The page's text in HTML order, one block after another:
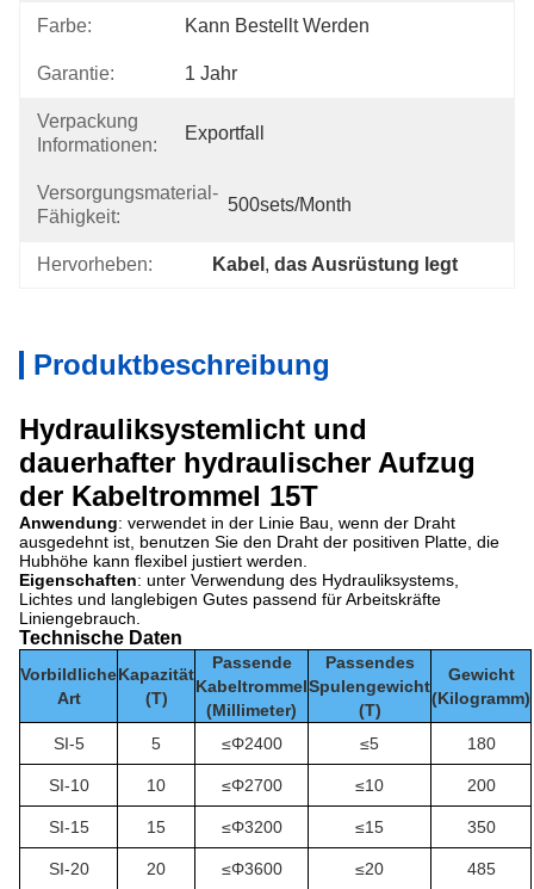
Farbe: Kann Bestellt Werden
Garantie: 1 Jahr
Verpackung
Informationen:
Exportfall
Versorgungsmaterial-
Fähigkeit:
500sets/month
Hervorheben: Kabel , das Ausrüstung legt
Produktbeschreibung
Hydrauliksystemlicht und
dauerhafter hydraulischer Aufzug
der Kabeltrommel 15T
Anwendung: verwendet in der Linie Bau, wenn der Draht
ausgedehnt ist, benutzen Sie den Draht der positiven Platte, die
Hubhöhe kann flexibel justiert werden.
Eigenschaften: unter Verwendung des Hydrauliksystems,
Lichtes und langlebigen Gutes passend für Arbeitskräfte
Liniengebrauch.
Technische Daten
Vorbildliche
Art
Kapazität
(T)
Passende
Kabeltrommel
(Millimeter)
Passendes
Spulengewicht
(T)
Gewicht
(Kilogramm)
SI-5 5 ≤Φ2400 ≤5 180
SI-10 10 ≤Φ2700 ≤10 200
SI-15 15 ≤Φ3200 ≤15 350
SI-20 20 ≤Φ3600 ≤20
485